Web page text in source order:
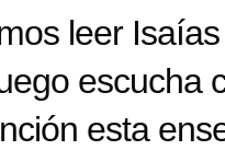
leer
escucha
esta